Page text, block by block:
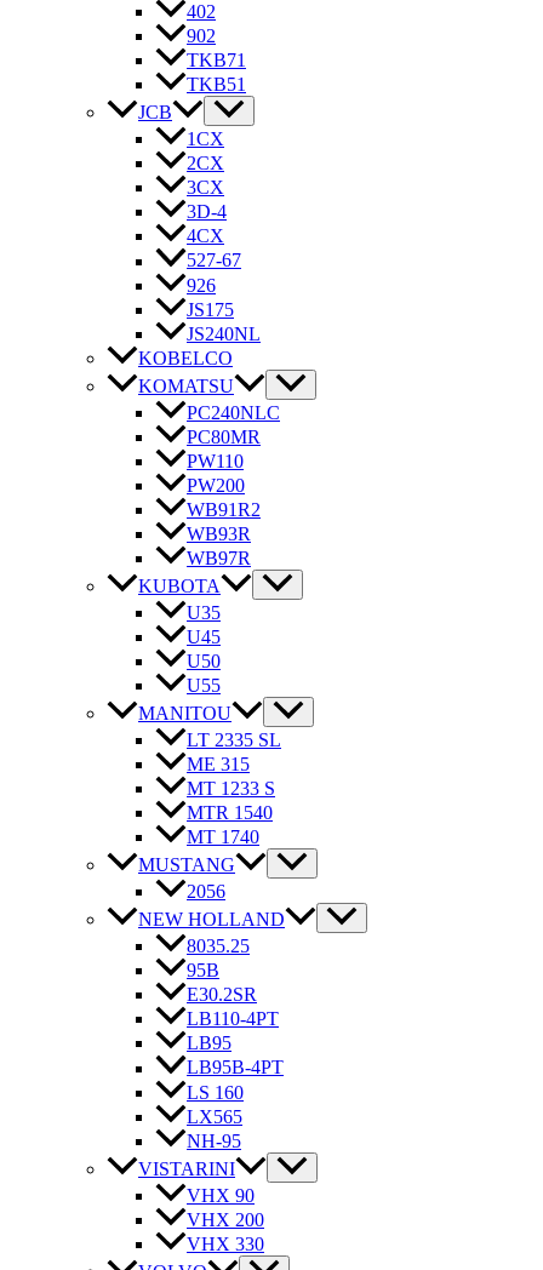
402
902
TKB71
TKB51
JCB
1CX
2CX
3CX
3D-4
4CX
527-67
926
JS175
JS240NL
KOBELCO
KOMATSU
PC240NLC
PC80MR
PW110
PW200
WB91R2
WB93R
WB97R
KUBOTA
U35
U45
U50
U55
MANITOU
LT 2335 SL
ME 315
MT 1233 S
MTR 1540
MT 1740
MUSTANG
2056
NEW HOLLAND
8035.25
95B
E30.2SR
LB110-4PT
LB95
LB95B-4PT
LS 160
LX565
NH-95
VISTARINI
VHX 90
VHX 200
VHX 330